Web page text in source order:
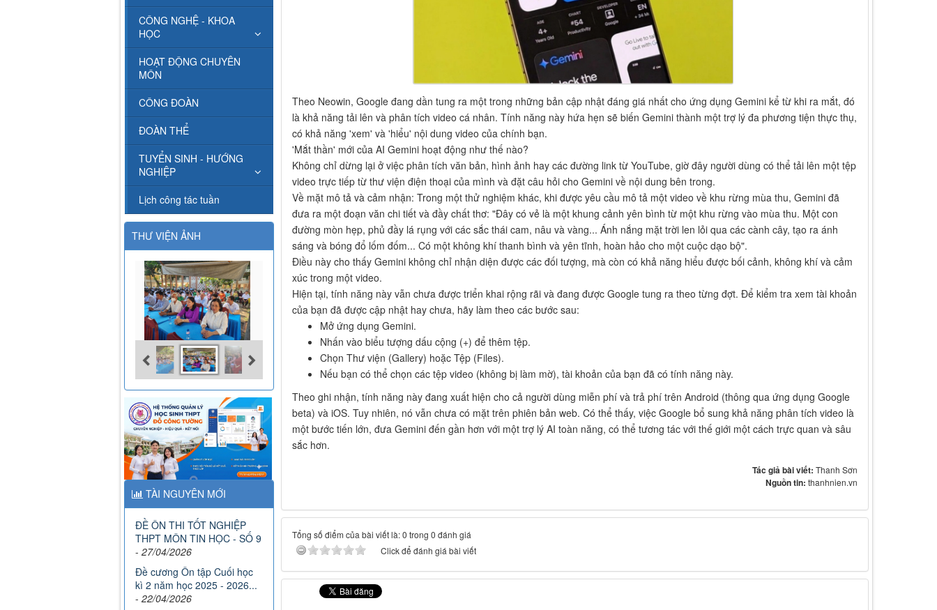
Theo Neowin, Google đang dần tung ra một trong những bản cập nhật đáng giá nhất cho ứng dụng Gemini kể từ khi ra mắt, đó
là khả năng tải lên và phân tích video cá nhân. Tính năng này hứa hẹn sẽ biến Gemini thành một trợ lý đa phương tiện thực thụ,
có khả năng 'xem' và 'hiểu' nội dung video của chính bạn.
'Mắt thần' mới của AI Gemini hoạt động như thế nào?
Không chỉ dừng lại ở việc phân tích văn bản, hình ảnh hay các đường link từ YouTube, giờ đây người dùng có thể tải lên một tệp
video trực tiếp từ thư viện điện thoại của mình và đặt câu hỏi cho Gemini về nội dung bên trong.
Về mặt mô tả và cảm nhận: Trong một thử nghiệm khác, khi được yêu cầu mô tả một video về khu rừng mùa thu, Gemini đã
đưa ra một đoạn văn chi tiết và đầy chất thơ: "Đây có vẻ là một khung cảnh yên bình từ một khu rừng vào mùa thu. Một con
đường mòn hẹp, phủ đầy lá rụng với các sắc thái cam, nâu và vàng... Ánh nắng mặt trời len lỏi qua các cành cây, tạo ra ánh
sáng và bóng đổ lốm đốm... Có một không khí thanh bình và yên tĩnh, hoàn hảo cho một cuộc dạo bộ".
Điều này cho thấy Gemini không chỉ nhận diện được các đối tượng, mà còn có khả năng hiểu được bối cảnh, không khí và cảm
xúc trong một video.
Hiện tại, tính năng này vẫn chưa được triển khai rộng rãi và đang được Google tung ra theo từng đợt. Để kiểm tra xem tài khoản
của bạn đã được cập nhật hay chưa, hãy làm theo các bước sau:
Mở ứng dụng Gemini.
Nhấn vào biểu tượng dấu cộng (+) để thêm tệp.
Chọn Thư viện (Gallery) hoặc Tệp (Files).
Nếu bạn có thể chọn các tệp video (không bị làm mờ), tài khoản của bạn đã có tính năng này.
Theo ghi nhận, tính năng này đang xuất hiện cho cả người dùng miễn phí và trả phí trên Android (thông qua ứng dụng Google
beta) và iOS. Tuy nhiên, nó vẫn chưa có mặt trên phiên bản web. Có thể thấy, việc Google bổ sung khả năng phân tích video là
một bước tiến lớn, đưa Gemini đến gần hơn với một trợ lý AI toàn năng, có thể tương tác với thế giới một cách trực quan và sâu
sắc hơn.
Tác giả bài viết: Thanh Sơn
Nguồn tin: thanhnien.vn
Tổng số điểm của bài viết là: 0 trong 0 đánh giá
Click để đánh giá bài viết
CÔNG NGHỆ - KHOA
HỌC
HOẠT ĐỘNG CHUYÊN
MÔN
CÔNG ĐOÀN
ĐOÀN THỂ
TUYỂN SINH - HƯỚNG
NGHIỆP
Lịch công tác tuần
THƯ VIỆN ẢNH
TÀI NGUYÊN MỚI
ĐỀ ÔN THI TỐT NGHIỆP
THPT MÔN TIN HỌC - SỐ 9
- 27/04/2026
Đề cương Ôn tập Cuối học
kì 2 năm học 2025 - 2026...
- 22/04/2026